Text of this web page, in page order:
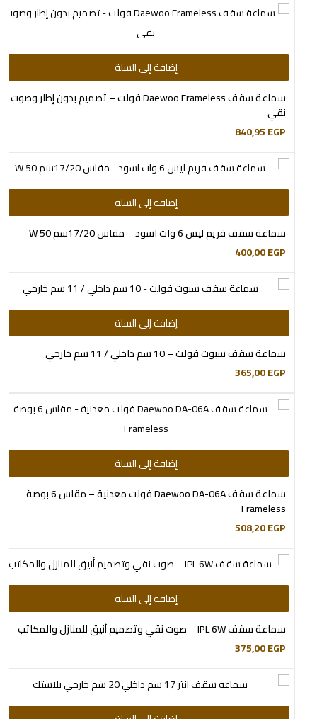
إضافة إلى السلة
سماعة سقف Daewoo Frameless فولت – تصميم بدون إطار وصوت
نقي
840,95EGP
إضافة إلى السلة
سماعة سقف فريم ليس 6 وات اسود – مقاس 17/20سم W 50
400,00EGP
إضافة إلى السلة
سماعة سقف سبوت فولت – 10 سم داخلي / 11 سم خارجي
365,00EGP
إضافة إلى السلة
سماعة سقف Daewoo DA-06A فولت معدنية – مقاس 6 بوصة
Frameless
508,20EGP
إضافة إلى السلة
سماعة سقف IPL 6W – صوت نقي وتصميم أنيق للمنازل والمكاتب
375,00EGP